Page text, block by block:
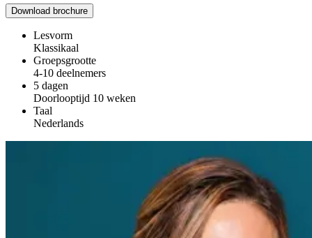
Download brochure
Lesvorm
Klassikaal
Groepsgrootte
4-10 deelnemers
5 dagen
Doorlooptijd 10 weken
Taal
Nederlands